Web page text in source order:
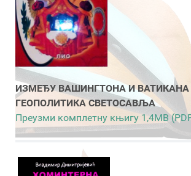
ИЗМЕЂУ ВАШИНГТОНА И ВАТИКАНА
ГЕОПОЛИТИКА СВЕТОСАВЉА
Преузми комплетну књигу 1,4MB